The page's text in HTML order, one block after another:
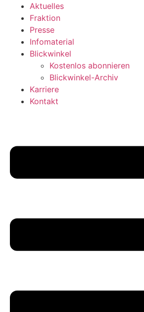
Aktuelles
Fraktion
Presse
Infomaterial
Blickwinkel
Kostenlos abonnieren
Blickwinkel-Archiv
Karriere
Kontakt